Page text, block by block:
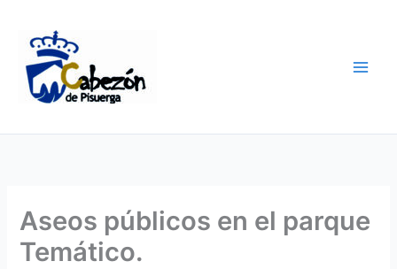
contenido
Aseos públicos en el parque
Temático.